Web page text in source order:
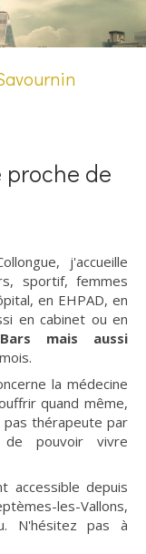
de
j'accueille
sportif, femmes
en EHPAD, en
en cabinet ou en
mais aussi
la médecine
quand même,
thérapeute par
pouvoir vivre
accessible depuis
les-Vallons,
N'hésitez pas à